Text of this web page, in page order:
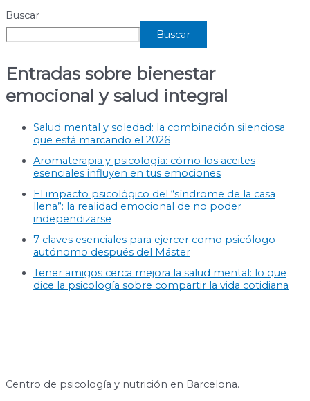
Buscar
Buscar
Entradas sobre bienestar
emocional y salud integral
Salud mental y soledad: la combinación silenciosa
que está marcando el 2026
Aromaterapia y psicología: cómo los aceites
esenciales influyen en tus emociones
El impacto psicológico del “síndrome de la casa
llena”: la realidad emocional de no poder
independizarse
7 claves esenciales para ejercer como psicólogo
autónomo después del Máster
Tener amigos cerca mejora la salud mental: lo que
dice la psicología sobre compartir la vida cotidiana
Centro de psicología y nutrición en Barcelona.